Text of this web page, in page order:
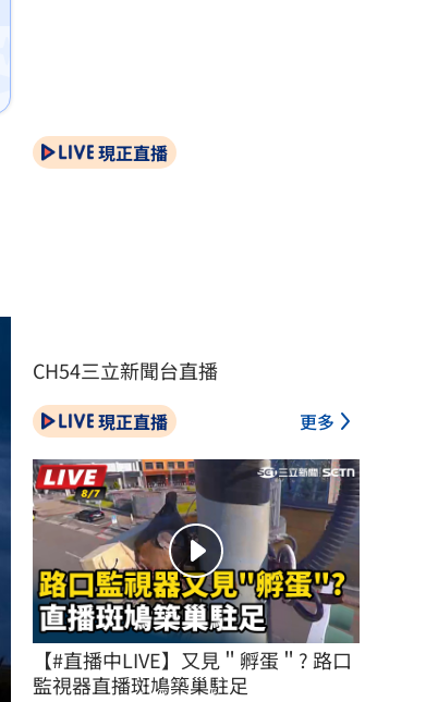
現正直播
CH54三立新聞台直播
現正直播 更多
【#直播中LIVE】又見＂孵蛋＂? 路口
監視器直播斑鳩築巢駐足